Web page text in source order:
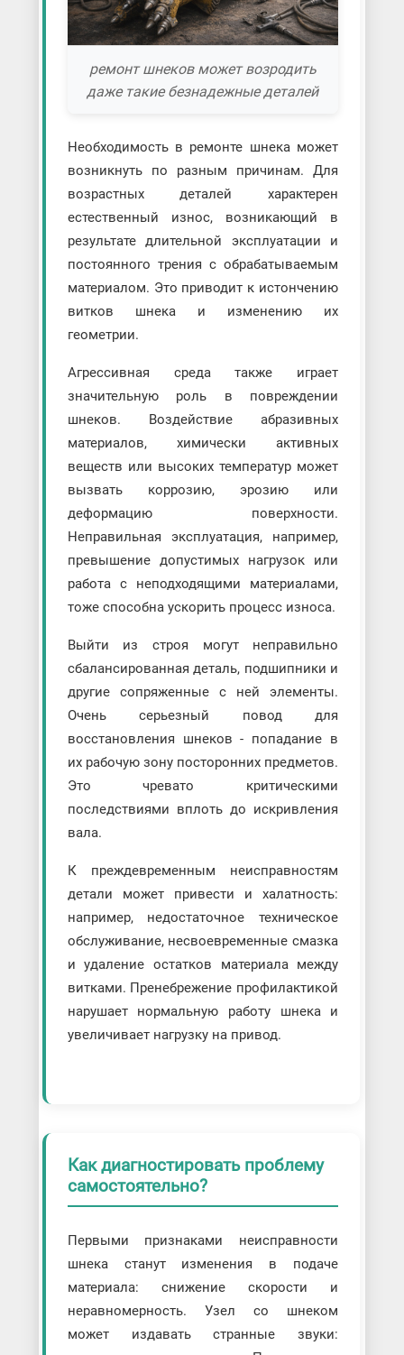
ремонт шнеков может возродить
даже такие безнадежные деталей
Необходимость в ремонте шнека может
возникнуть по разным причинам. Для
возрастных деталей характерен
естественный износ, возникающий в
результате длительной эксплуатации и
постоянного трения с обрабатываемым
материалом. Это приводит к истончению
витков шнека и изменению их
геометрии.
Агрессивная среда также играет
значительную роль в повреждении
шнеков. Воздействие абразивных
материалов, химически активных
веществ или высоких температур может
вызвать коррозию, эрозию или
деформацию поверхности.
Неправильная эксплуатация, например,
превышение допустимых нагрузок или
работа с неподходящими материалами,
тоже способна ускорить процесс износа.
Выйти из строя могут неправильно
сбалансированная деталь, подшипники и
другие сопряженные с ней элементы.
Очень серьезный повод для
восстановления шнеков - попадание в
их рабочую зону посторонних предметов.
Это чревато критическими
последствиями вплоть до искривления
вала.
К преждевременным неисправностям
детали может привести и халатность:
например, недостаточное техническое
обслуживание, несвоевременные смазка
и удаление остатков материала между
витками. Пренебрежение профилактикой
нарушает нормальную работу шнека и
увеличивает нагрузку на привод.
Как диагностировать проблему
самостоятельно?
Первыми признаками неисправности
шнека станут изменения в подаче
материала: снижение скорости и
неравномерность. Узел со шнеком
может издавать странные звуки: